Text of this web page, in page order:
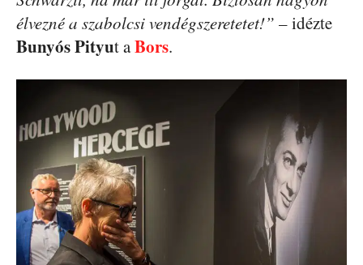
élvezné a szabolcsi vendégszeretetet!” – idézte
Bunyós Pityut aBors.